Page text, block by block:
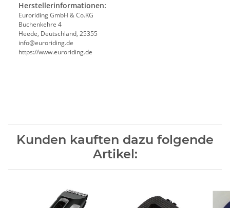
Herstellerinformationen:
Euroriding GmbH & Co.KG
Buchenkehre 4
Heede, Deutschland, 25355
info@euroriding.de
https://www.euroriding.de
Kunden kauften dazu folgende
Artikel: